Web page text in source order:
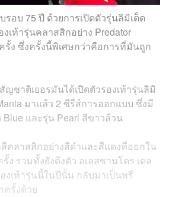
รอบ 75 ปี ด้วยการเปิดตัวรุ่นลิมิเต็ด
เท้ารุ่นคลาสสิกอย่าง Predator
รั้ง ซึ่งครั้งนี้พิเศษกว่าคือการที่มันถูก
ชาติเยอรมันได้เปิดตัวรองเท้ารุ่นลิมิ
มาแล้ว 2 ซีรีส์การออกแบบ ซึ่งมี
Blue และรุ่น Pearl สีขาวล้วน
สีคลาสสิกอย่างสีดำและสีแดงที่ออกใน
ง รวมทั้งยังดึงตัว อเลสซานโดร เดล
งเท้ารุ่นนี้ในปีนั้น กลับมาเป็นพรี
ครั้งด้วย